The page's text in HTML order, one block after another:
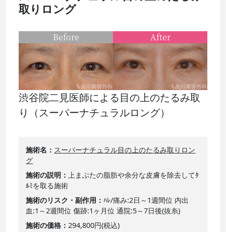
取りロング
渋谷院二見医師による目の上のたるみ取
り（スーパーナチュラルロング）
施術名
スーパーナチュラル目の上のたるみ取りロン
グ
施術の説明
上まぶたの脂肪や余分な皮膚を除去してﾀ
ﾙﾐを取る施術
施術のリスク・副作用
ﾊﾚ/痛み:2日～1週間位 内出
血:1～2週間位 傷跡:1ヶ月位 通院:5～7日後(抜糸)
施術の価格
294,800円(税込)
Before After